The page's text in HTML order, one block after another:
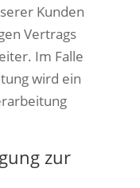
Kunden
Vertrags
Im Falle
wird ein
zur